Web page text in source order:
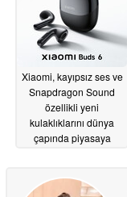
Xiaomi, kayıpsız ses ve
Snapdragon Sound
özellikli yeni
kulaklıklarını dünya
çapında piyasaya
05/28/2026